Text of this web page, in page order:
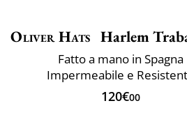
Oliver Hats Harlem
Fatto a mano in Spagna
Impermeabile e
120€00